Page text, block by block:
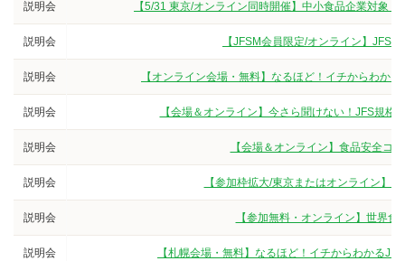
説明会 【5/31 東京/オンライン同時開催】中小食品企業対象
説明会 【JFSM会員限定/オンライン】
説明会 【オンライン会場・無料】なるほど！イチからわか
説明会 【会場＆オンライン】今さら聞けない！JFS規格
説明会 【会場＆オンライン】食品安全コ
説明会 【参加枠拡大/東京またはオンライン】
説明会 【参加無料・オンライン】世界食
説明会 【札幌会場・無料】なるほど！イチからわかる